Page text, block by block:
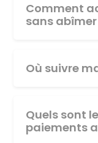
Comment
sans
Où suivre
Quels sont
paiements